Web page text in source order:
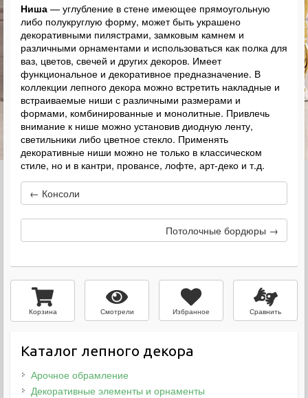
Ниша — углубление в стене имеющее прямоугольную
либо полукруглую форму, может быть украшено
декоративными пилястрами, замковым камнем и
различными орнаментами и использоваться как полка для
ваз, цветов, свечей и других декоров. Имеет
функциональное и декоративное предназначение. В
коллекции лепного декора можно встретить накладные и
встраиваемые ниши с различными размерами и
формами, комбинированные и монолитные. Привлечь
внимание к нише можно установив диодную ленту,
светильники либо цветное стекло. Применять
декоративные ниши можно не только в классическом
стиле, но и в кантри, провансе, лофте, арт-деко и т.д.
← Консоли
Потолочные бордюры →
Корзина Смотрели Избранное Сравнить
Каталог лепного декора
Арочное обрамление
Декоративные элементы и орнаменты